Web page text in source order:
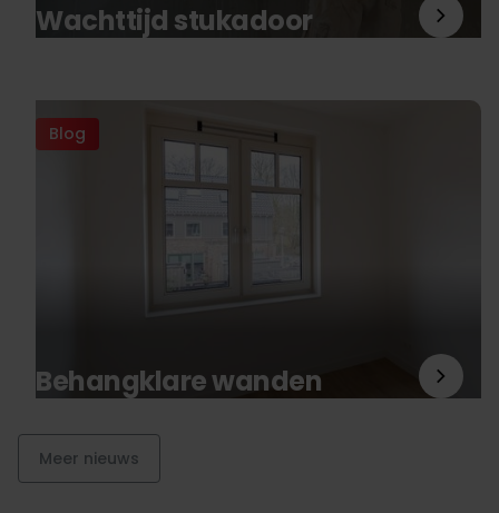
Wachttijd stukadoor
Blog
Behangklare wanden
Meer nieuws